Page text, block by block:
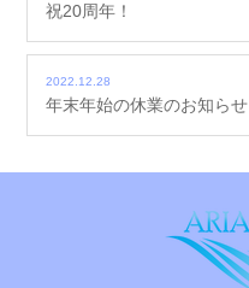
祝20周年！
2022.12.28
年末年始の休業のお知らせ